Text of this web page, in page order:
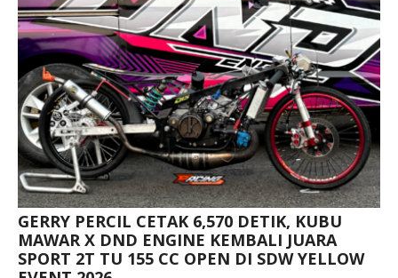
GERRY PERCIL CETAK 6,570 DETIK, KUBU
MAWAR X DND ENGINE KEMBALI JUARA
SPORT 2T TU 155 CC OPEN DI SDW YELLOW